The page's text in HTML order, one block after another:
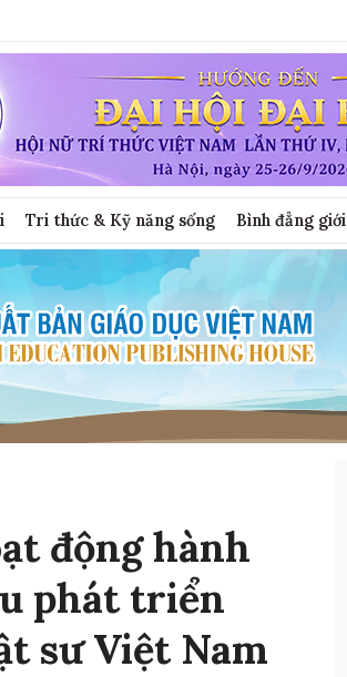
Tri thức & Kỹ năng sống Bình đẳng giới
động hành
phát triển
sư Việt Nam